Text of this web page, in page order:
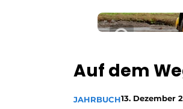
Veranstaltung
Meist gelesen
Newsletter
Auf dem
JAHRBUCH13. Dezember